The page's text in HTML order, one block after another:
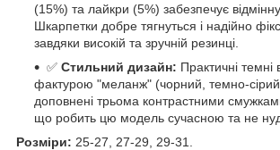
(15%) та лайкри (5%) забезпечує
Шкарпетки добре тягнуться і надійно
завдяки високій та зручній резинці.
✅ Стильний дизайн: Практичні темні
фактурою "меланж" (чорний, темно-
доповнені трьома контрастними
що робить цю модель сучасною та не
Розміри: 25-27, 27-29, 29-31.